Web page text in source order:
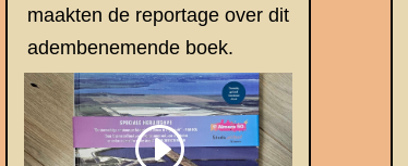
maakten de reportage over dit
adembenemende boek.